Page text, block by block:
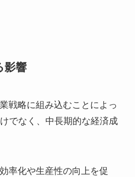
影響
戦略に組み込むことによっ
でなく、中長期的な経済成
率化や生産性の向上を促